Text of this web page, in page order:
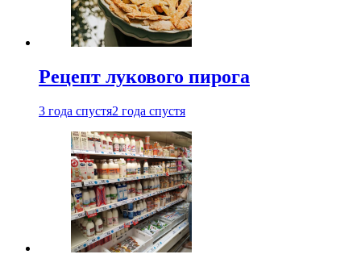
Рецепт лукового пирога
3 года спустя2 года спустя